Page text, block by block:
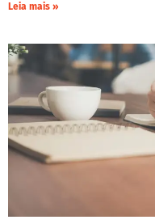
Leia mais »